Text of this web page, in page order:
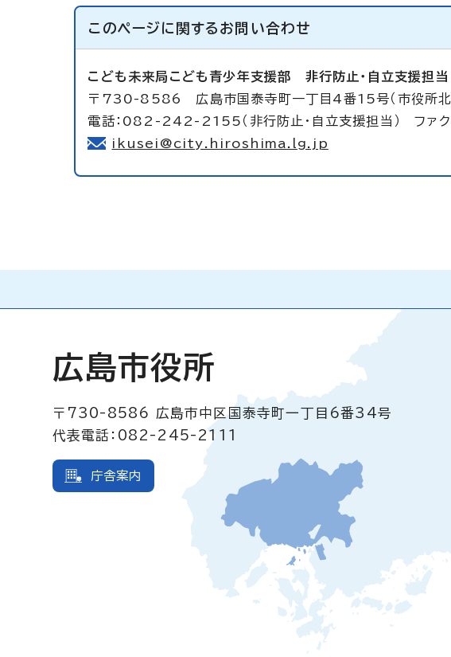
このページに関する お問い合わせ
こども未来局こども青少年支援部 非行防止・自立支援担当
〒730-8586 広島市国泰寺町一丁目4番15号（市役所北
電話：082-242-2155（非行防止・自立支援担当） フ
ikusei@city.hiroshima.lg.jp
広島市役所
〒730-8586
広島市中区国泰寺町一丁目6番34号
代表電話：082-245-2111
庁舎案内